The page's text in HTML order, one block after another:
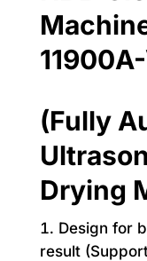
(Fully
Drying
Design for
result